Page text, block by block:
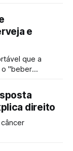
e
que a
o "beber
uma "dose
direito